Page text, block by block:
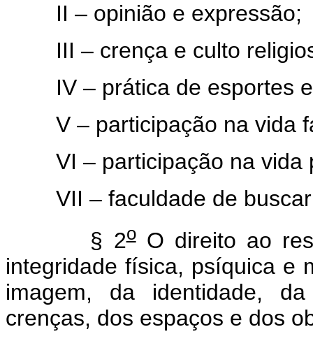
II – opinião e expressão;
III – crença e culto
IV – prática de esportes e
V – participação na vida
VI – participação na vida
VII – faculdade de buscar
§ 2oO direito ao
integridade física, psíquica e
imagem, da identidade,
crenças, dos espaços e dos